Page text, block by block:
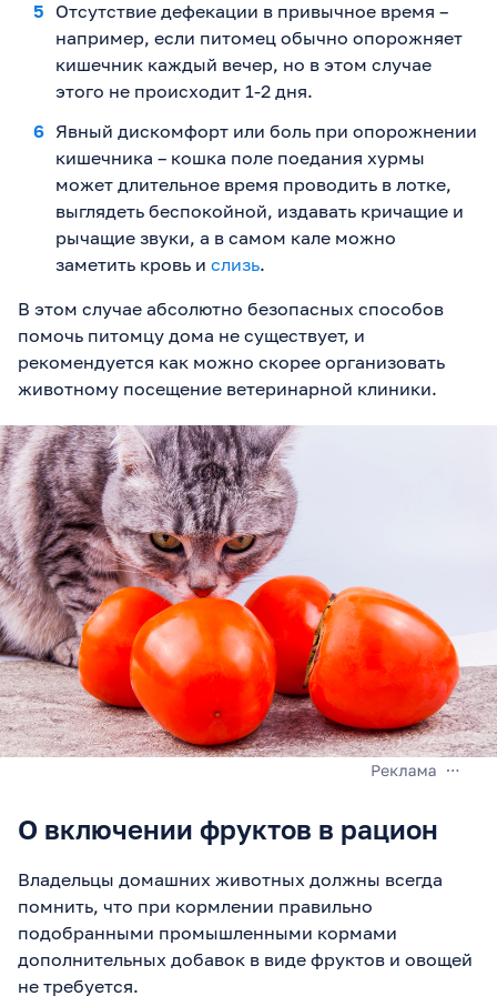
Отсутствие дефекации в привычное время –
например, если питомец обычно опорожняет
кишечник каждый вечер, но в этом случае
этого не происходит 1-2 дня.
Явный дискомфорт или боль при опорожнении
кишечника – кошка поле поедания хурмы
может длительное время проводить в лотке,
выглядеть беспокойной, издавать кричащие и
рычащие звуки, а в самом кале можно
заметить кровь и слизь.
В этом случае абсолютно безопасных способов
помочь питомцу дома не существует, и
рекомендуется как можно скорее организовать
животному посещение ветеринарной клиники.
О включении фруктов в рацион
Владельцы домашних животных должны всегда
помнить, что при кормлении правильно
подобранными промышленными кормами
дополнительных добавок в виде фруктов и овощей
не требуется.